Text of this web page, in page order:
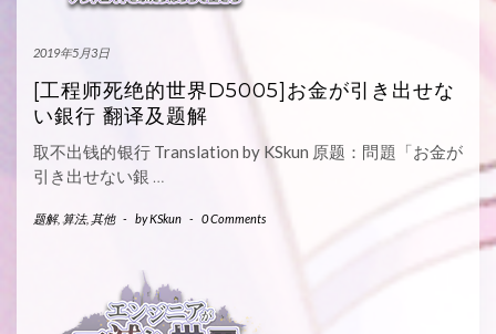
2019年5月3日
[工程师死绝的世界D5005]お金が引き出せな
い銀行 翻译及题解
取不出钱的银行 Translation by KSkun 原题：問題「お金が
引き出せない銀 …
题解, 算法, 其他 - byKSkun - 0 Comments